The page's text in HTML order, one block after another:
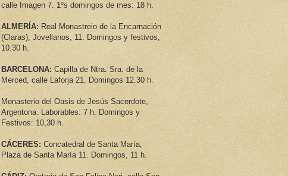
calle Imagen 7. 1ºs domingos de mes: 18 h.
ALMERÍA: Real Monastreio de la Encarnación
(Claras), Jovellanos, 11. Domingos y festivos,
10.30 h.
BARCELONA: Capilla de Ntra. Sra. de la
Merced, calle Laforja 21. Domingos 12.30 h.
Monasterio del Oasis de Jesús Sacerdote,
Argentona. Laborables: 7 h. Domingos y
Festivos: 10,30 h.
CÁCERES: Concatedral de Santa María,
Plaza de Santa María 11. Domingos, 11 h.